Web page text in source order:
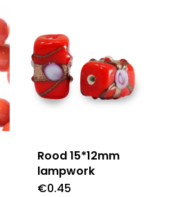
Rood 15*12mm
lampwork
€0.45